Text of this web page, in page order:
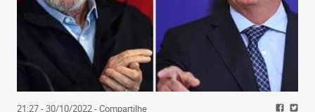
21:27 - 30/10/2022- Compartilhe